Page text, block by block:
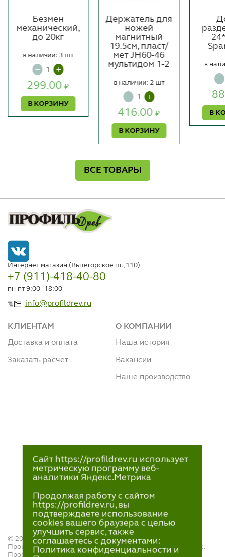
Безмен
механический,
до 20кг
299.00₽
В КОРЗИНУ
в наличии: 3 шт
Держатель для
ножей
магнитный
19.5см, пласт/
мет JH60-46
мультидом 1-2
416.00₽
В КОРЗИНУ
в наличии: 2 шт
В
в
ВСЕ ТОВАРЫ
Интернет магазин (Вытегорское ш., 110)
+7 (911)-418-40-80
пн-пт 9:00 - 18:00
info@profildrev.ru
КЛИЕНТАМ
Доставка и оплата
Заказать расчет
О КОМПАНИИ
Наша история
Вакансии
Наше производство
© 2021—2023
Производство и продажа пиломатериалов в Петрозаводске.
ПрофильДрев.
Сайт https://profildrev.ru использует
метрическую программу веб-
аналитики Яндекс.Метрика
Продолжая работу с сайтом
https://profildrev.ru, вы
подтверждаете использование
cookies вашего браузера с целью
улучшить сервис, также
соглашаетесь с документами:
Политика конфиденциальности и